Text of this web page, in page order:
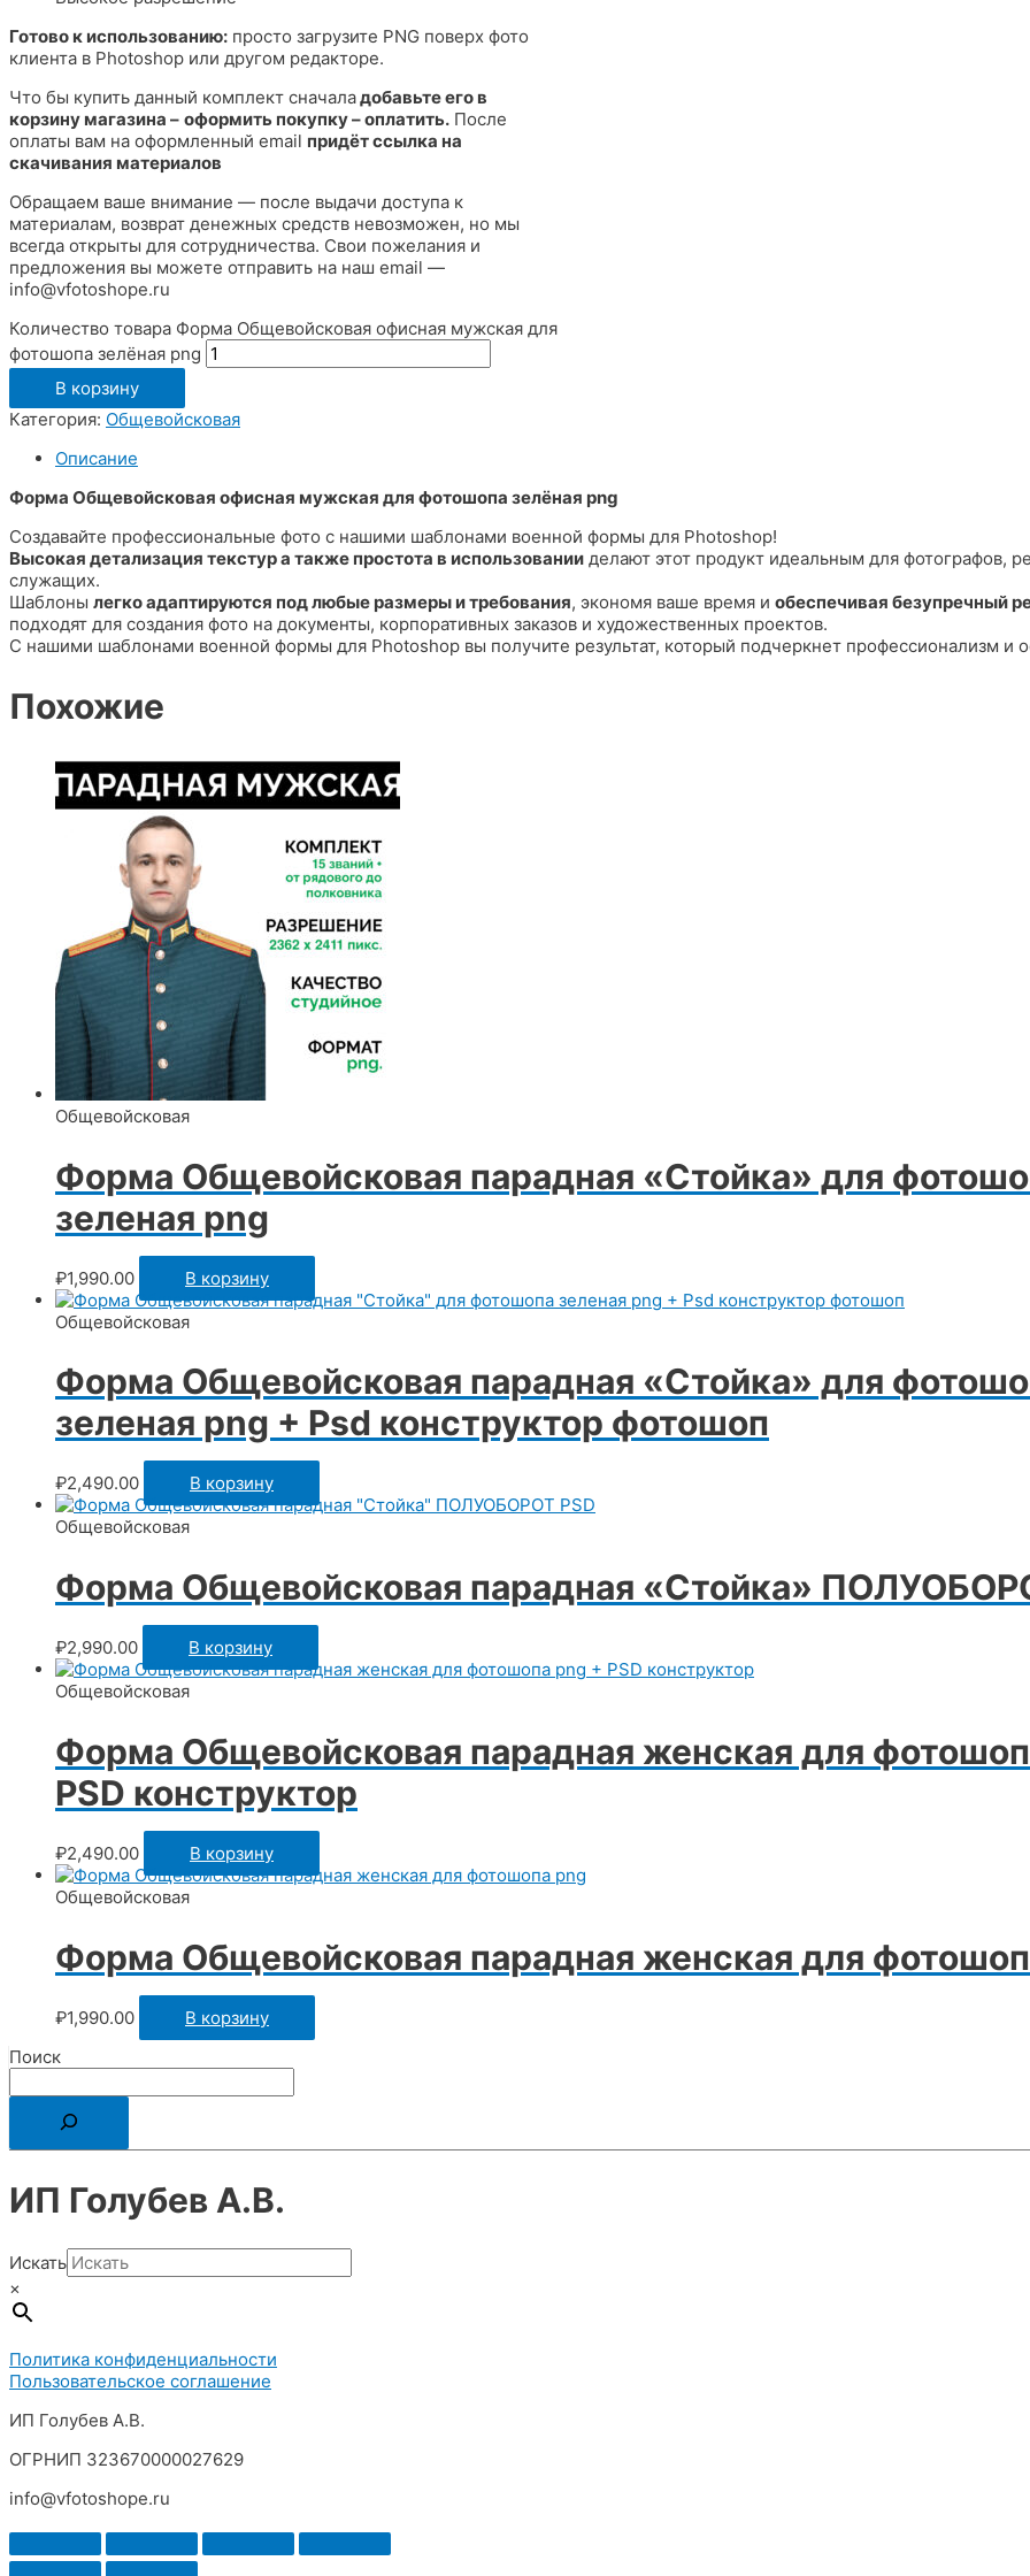
Готово к использованию: просто загрузите PNG поверх фото
клиента в Photoshop или другом редакторе.
Что бы купить данный комплект сначаладобавьте его в
корзину магазина – оформить покупку – оплатить. После
оплаты вам на оформленный email придёт ссылка на
скачивания материалов
Обращаем ваше внимание — после выдачи доступа к
материалам, возврат денежных средств невозможен, но мы
всегда открыты для сотрудничества. Свои пожелания и
предложения вы можете отправить на наш email —
info@vfotoshope.ru
Количество товара Форма Общевойсковая офисная мужская для
фотошопа зелёная png
В корзину
Категория: Общевойсковая
Описание
Форма Общевойсковая офисная мужская для фотошопа зелёная png
Создавайте профессиональные фото с нашими шаблонами военной формы для Photoshop!
Высокая детализация текстур а также простота в использовании делают этот продукт идеальным для фотографов,
служащих.
Шаблоны легко адаптируются под любые размеры и требования, экономя ваше время и обеспечивая безупречный
подходят для создания фото на документы, корпоративных заказов и художественных проектов.
С нашими шаблонами военной формы для Photoshop вы получите результат, который подчеркнет профессионализм и
Похожие
Общевойсковая
Форма Общевойсковая парадная «Стойка» для
зеленая png
₽1,990.00
В корзину
Общевойсковая
Форма Общевойсковая парадная «Стойка» для
зеленая png + Psd конструктор фотошоп
₽2,490.00
В корзину
Общевойсковая
Форма Общевойсковая парадная «Стойка»
₽2,990.00
В корзину
Общевойсковая
Форма Общевойсковая парадная женская для
PSD конструктор
₽2,490.00
В корзину
Общевойсковая
Форма Общевойсковая парадная женская для
₽1,990.00
В корзину
Поиск
ИП Голубев А.В.
Искать
×
Политика конфиденциальности
Пользовательское соглашение
ИП Голубев А.В.
ОГРНИП 323670000027629
info@vfotoshope.ru